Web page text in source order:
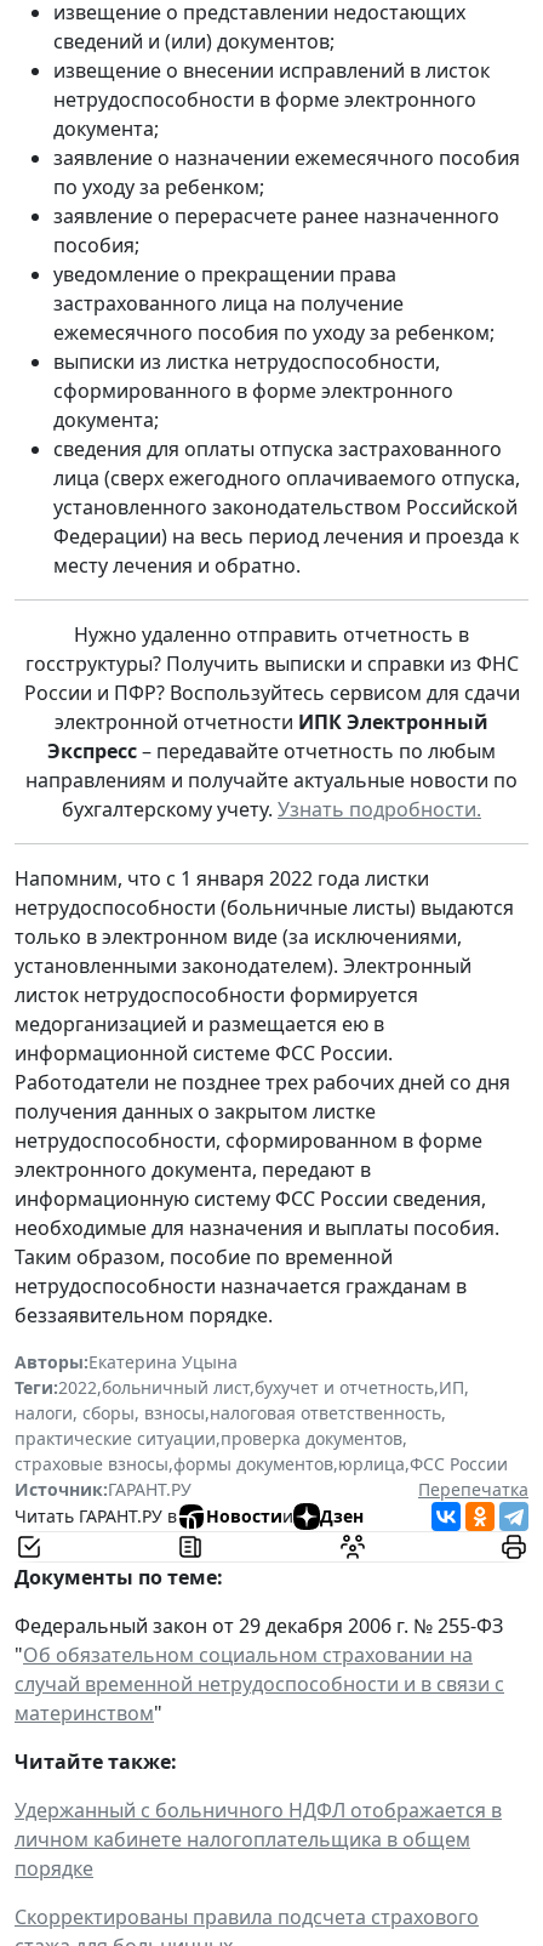
извещение о представлении недостающих
сведений и (или) документов;
извещение о внесении исправлений в листок
нетрудоспособности в форме электронного
документа;
заявление о назначении ежемесячного пособия
по уходу за ребенком;
заявление о перерасчете ранее назначенного
пособия;
уведомление о прекращении права
застрахованного лица на получение
ежемесячного пособия по уходу за ребенком;
выписки из листка нетрудоспособности,
сформированного в форме электронного
документа;
сведения для оплаты отпуска застрахованного
лица (сверх ежегодного оплачиваемого отпуска,
установленного законодательством Российской
Федерации) на весь период лечения и проезда к
месту лечения и обратно.
Нужно удаленно отправить отчетность в
госструктуры? Получить выписки и справки из ФНС
России и ПФР? Воспользуйтесь сервисом для сдачи
электронной отчетности ИПК Электронный
Экспресс– передавайте отчетность по любым
направлениям и получайте актуальные новости по
бухгалтерскому учету. Узнать подробности.
Напомним, что с 1 января 2022 года листки
нетрудоспособности (больничные листы) выдаются
только в электронном виде (за исключениями,
установленными законодателем). Электронный
листок нетрудоспособности формируется
медорганизацией и размещается ею в
информационной системе ФСС России.
Работодатели не позднее трех рабочих дней со дня
получения данных о закрытом листке
нетрудоспособности, сформированном в форме
электронного документа, передают в
информационную систему ФСС России сведения,
необходимые для назначения и выплаты пособия.
Таким образом, пособие по временной
нетрудоспособности назначается гражданам в
беззаявительном порядке.
Авторы:Екатерина Уцына
Теги:2022,больничный лист,бухучет и отчетность,ИП,
налоги, сборы, взносы,налоговая ответственность,
практические ситуации,проверка документов,
страховые взносы,формы документов,юрлица,ФСС России
Источник:ГАРАНТ.РУ
Перепечатка
Читать ГАРАНТ.РУ в
Новостии Дзен
Документы по теме:
Федеральный закон от 29 декабря 2006 г. № 255-ФЗ
"Об обязательном социальном страховании на
случай временной нетрудоспособности и в связи с
материнством"
Читайте также:
Удержанный с больничного НДФЛ отображается в
личном кабинете налогоплательщика в общем
порядке
Скорректированы правила подсчета страхового